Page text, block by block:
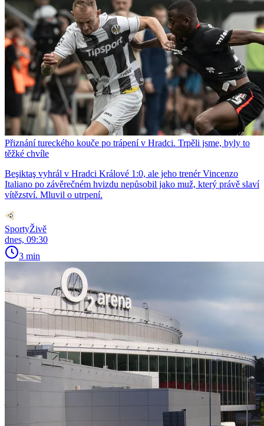
Přiznání tureckého kouče po trápení v Hradci. Trpěli jsme, byly to
těžké chvíle
Beşiktaş vyhrál v Hradci Králové 1:0, ale jeho trenér Vincenzo
Italiano po závěrečném hvizdu nepůsobil jako muž, který právě slaví
vítězství. Mluvil o utrpení.
SportyŽivě
dnes, 09:30
3 min